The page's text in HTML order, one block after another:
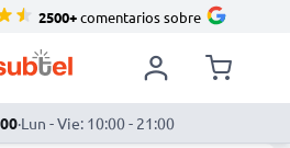
2500+comentarios sobre
·Lun - Vie: 10:00 - 21:00